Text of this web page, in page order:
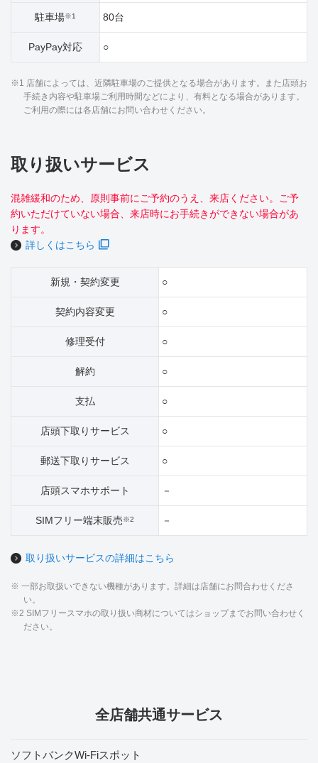
駐車場※1 80台
PayPay対応 ○
※1 店舗によっては、近隣駐車場のご提供となる場合があります。また店頭お
手続き内容や駐車場ご利用時間などにより、有料となる場合があります。
ご利用の際には各店舗にお問い合わせください。
取り扱いサービス
混雑緩和のため、原則事前にご予約のうえ、来店ください。ご予
約いただけていない場合、来店時にお手続きができない場合があ
ります。
詳しくはこちら
新規・契約変更 ○
契約内容変更 ○
修理受付 ○
解約 ○
支払 ○
店頭下取りサービス ○
郵送下取りサービス ○
店頭スマホサポート －
SIMフリー端末販売※2 －
取り扱いサービスの詳細はこちら
※ 一部お取扱いできない機種があります。詳細は店舗にお問合わせくださ
い。
※2 SIMフリースマホの取り扱い商材についてはショップまでお問い合わせく
ださい。
全店舗共通サービス
ソフトバンクWi-Fiスポット